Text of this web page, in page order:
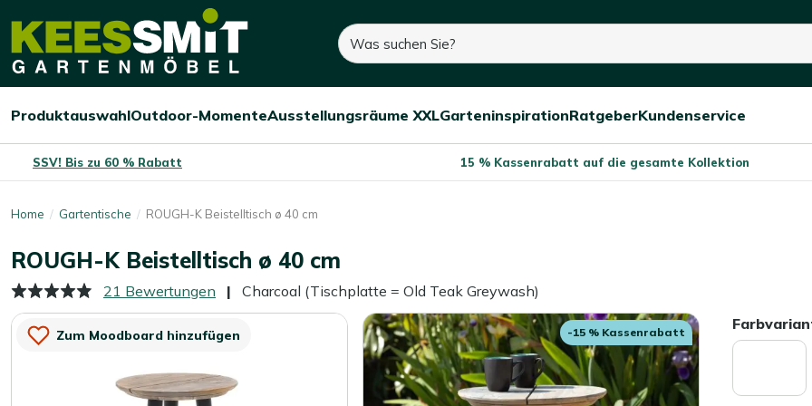
Kees
Suchen
Menü
Produktauswahl
Menü
Outdoor-Momente
Menü
Ausstellungsräume XXL
Menü
Garteninspiration
Menü
Ratgeber
Menü
Kundenservice
SSV! Bis zu 60 % Rabatt 15 % Kassenrabatt auf die gesamte Kollektion
Home Gartentische ROUGH-K Beistelltisch ø 40 cm
ROUGH-K Beistelltisch ø 40 cm
Charcoal (Tischplatte = Old Teak Greywash)
21 Bewertungen
Zum Moodboard hinzufügen -15 % Kassenrabatt
140,- 160,-
Sie sparen:20,- (-13%)